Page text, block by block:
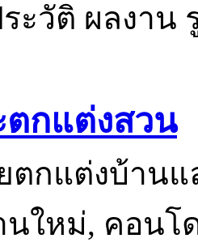
ะวัติ ผลงาน
กแต่งสวน
ตกแต่งบ้าน
ใหม่, คอนโ